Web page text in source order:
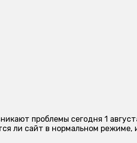
проблемы сегодня 1
ли сайт в нормальном режиме,